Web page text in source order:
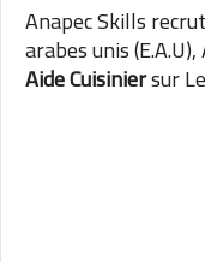
Anapec Skills
arabes unis (E.A.U),
Aide Cuisiniersur